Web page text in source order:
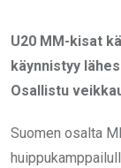
U20 MM-kisat
käynnistyy
Osallistu
Suomen osalta